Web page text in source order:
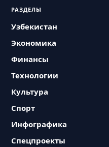
РАЗДЕЛЫ
Узбекистан
Экономика
Финансы
Технологии
Культура
Спорт
Инфографика
Спецпроекты